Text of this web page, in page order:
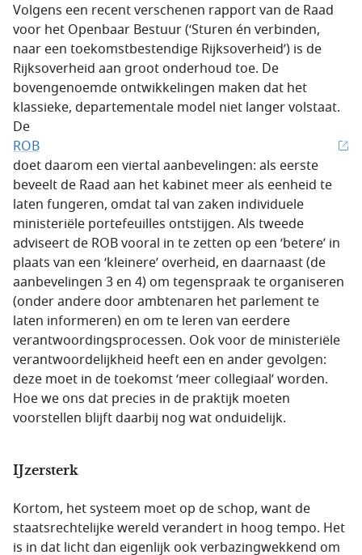
Volgens een recent verschenen rapport van de Raad
voor het Openbaar Bestuur (‘Sturen én verbinden,
naar een toekomstbestendige Rijksoverheid’) is de
Rijksoverheid aan groot onderhoud toe. De
bovengenoemde ontwikkelingen maken dat het
klassieke, departementale model niet langer volstaat.
De
ROB
doet daarom een viertal aanbevelingen: als eerste
beveelt de Raad aan het kabinet meer als eenheid te
laten fungeren, omdat tal van zaken individuele
ministeriële portefeuilles ontstijgen. Als tweede
adviseert de ROB vooral in te zetten op een ‘betere’ in
plaats van een ‘kleinere’ overheid, en daarnaast (de
aanbevelingen 3 en 4) om tegenspraak te organiseren
(onder andere door ambtenaren het parlement te
laten informeren) en om te leren van eerdere
verantwoordingsprocessen. Ook voor de ministeriële
verantwoordelijkheid heeft een en ander gevolgen:
deze moet in de toekomst ‘meer collegiaal’ worden.
Hoe we ons dat precies in de praktijk moeten
voorstellen blijft daarbij nog wat onduidelijk.
IJzersterk
Kortom, het systeem moet op de schop, want de
staatsrechtelijke wereld verandert in hoog tempo. Het
is in dat licht dan eigenlijk ook verbazingwekkend om